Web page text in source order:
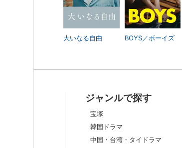
大いなる自由 BOYS／ボーイズ
ジャンルで探す
宝塚
韓国ドラマ
中国・台湾・タイドラマ